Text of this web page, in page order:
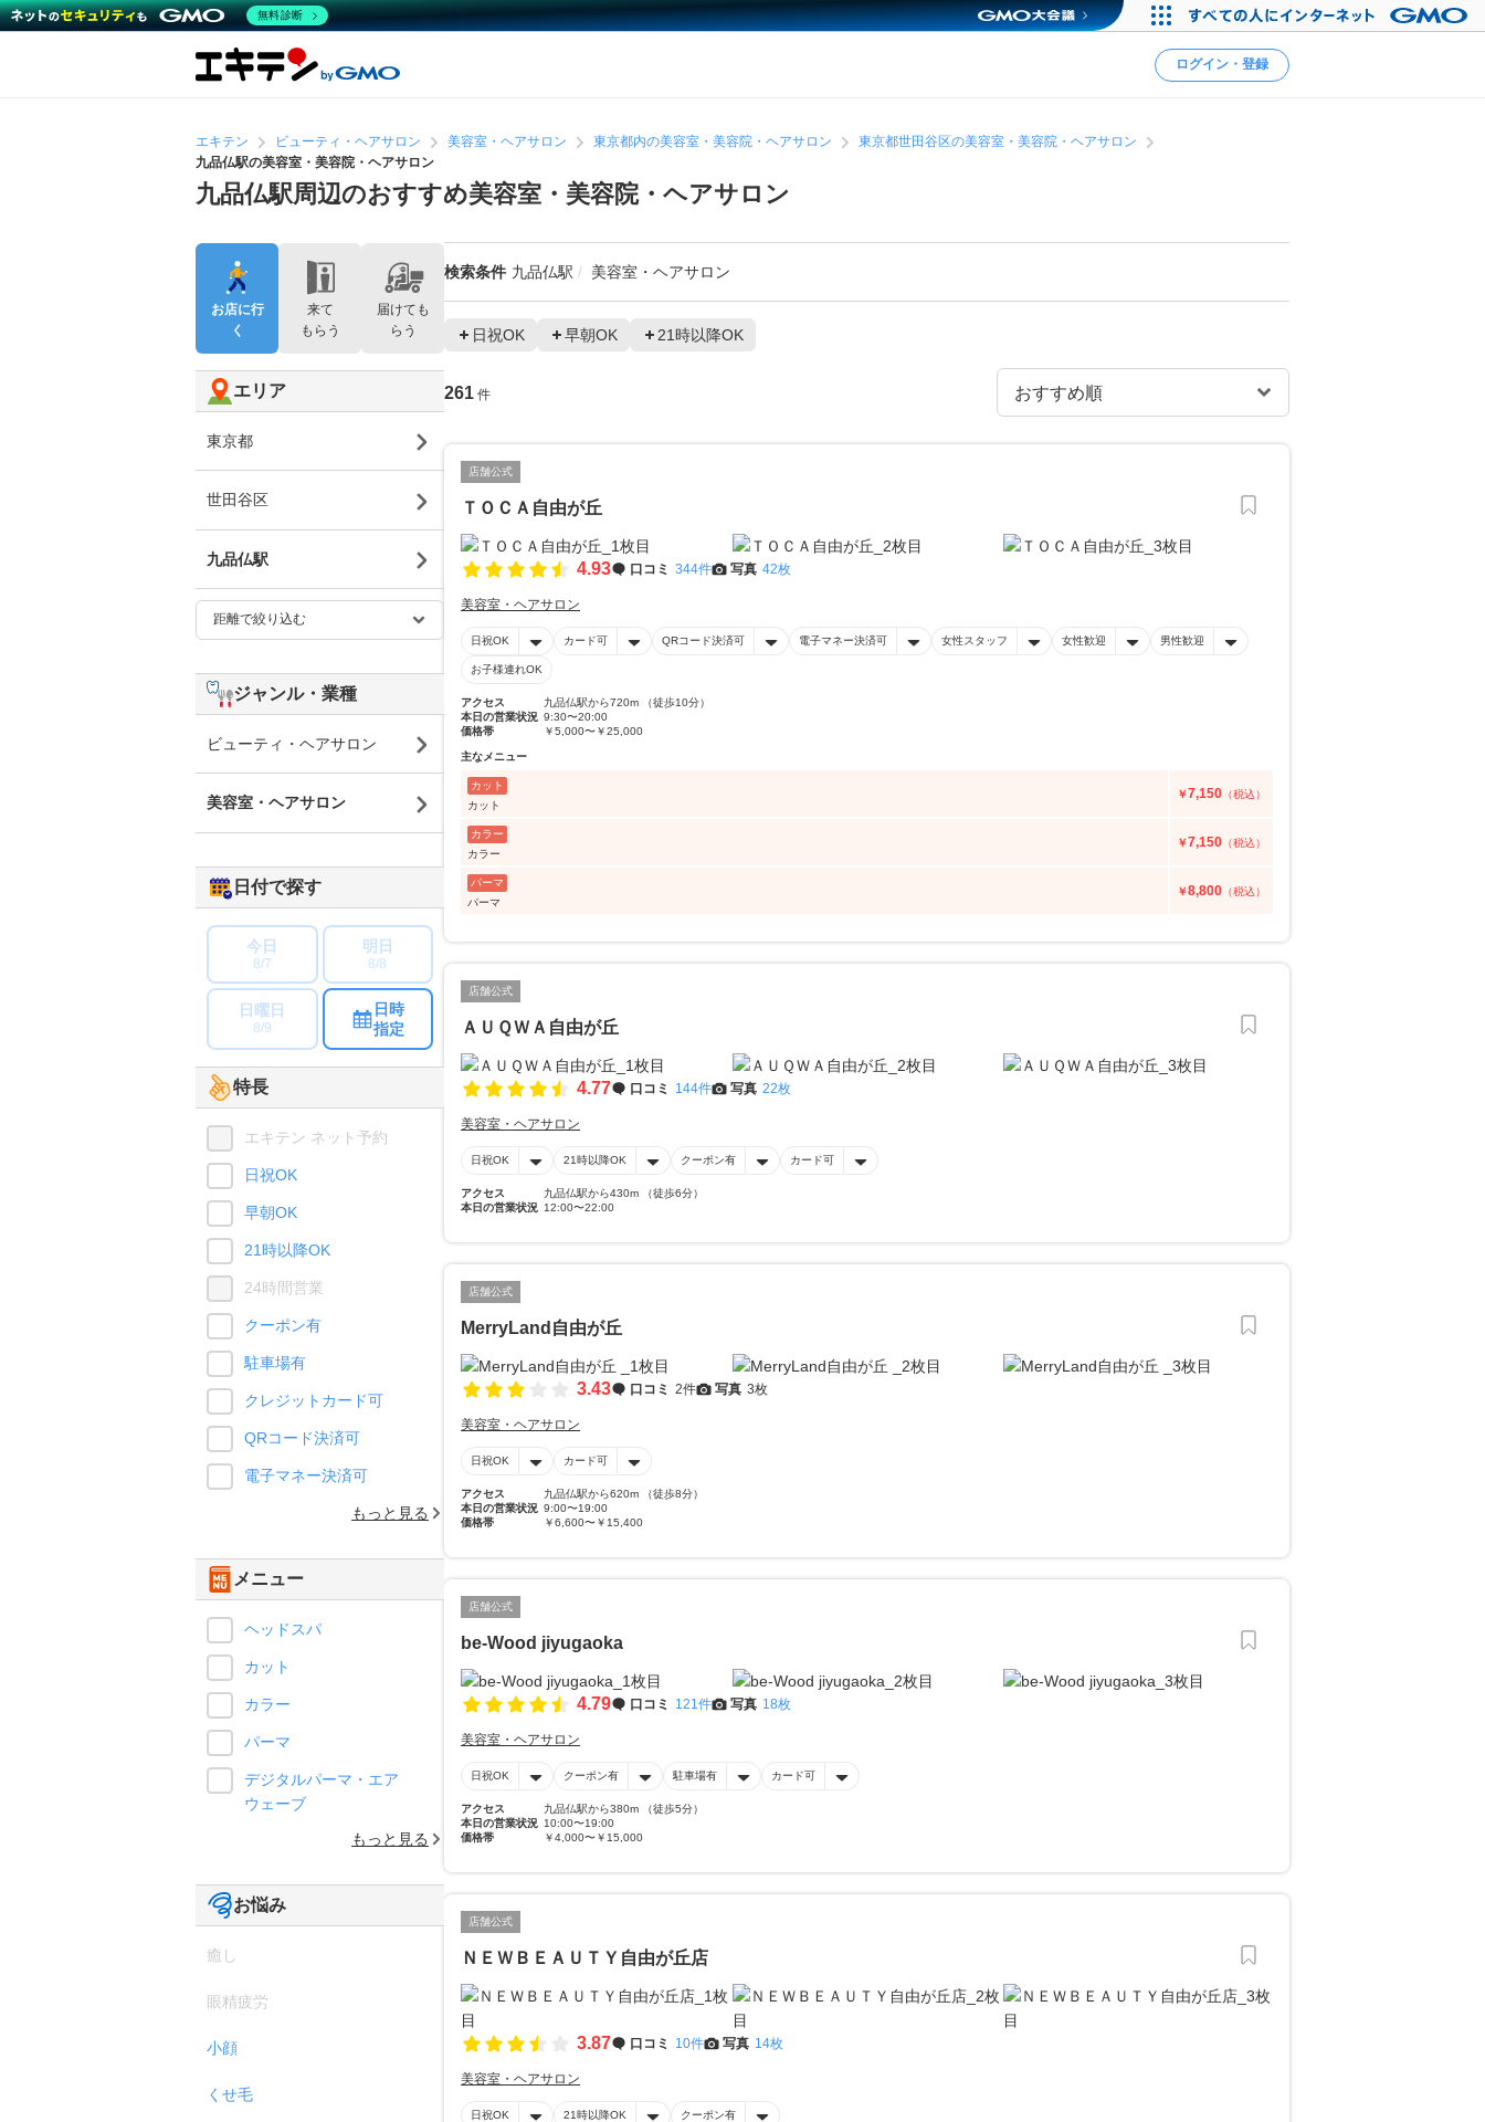
ログイン・登録
エキテン ビューティ・ヘアサロン 美容室・ヘアサロン 東京都内の美容室・美容院・ヘアサロン
東京都世田谷区の美容室・美容院・ヘアサロン
九品仏駅の美容室・美容院・ヘアサロン
九品仏駅周辺のおすすめ美容室・美容院・ヘアサロン
検索条件 九品仏駅 美容室・ヘアサロン
日祝OK 早朝OK 21時以降OK
261 件
店舗公式
ＴＯＣＡ自由が丘
4.93 口コミ 344件 写真 42枚
美容室・ヘアサロン
日祝OK カード可 QRコード決済可 電子マネー決済可 女性スタッフ 女性歓迎 男性歓迎
お子様連れOK
アクセス
九品仏駅から720m （徒歩10分）
本日の営業状況 9:30〜20:00
価格帯
￥5,000〜￥25,000
主なメニュー
カット
カット
￥7,150 （税込）
カラー
カラー
￥7,150 （税込）
パーマ
パーマ
￥8,800 （税込）
店舗公式
ＡＵＱＷＡ自由が丘
4.77 口コミ 144件 写真 22枚
美容室・ヘアサロン
日祝OK 21時以降OK クーポン有 カード可
アクセス
九品仏駅から430m （徒歩6分）
本日の営業状況 12:00〜22:00
店舗公式
MerryLand自由が丘
3.43 口コミ 2件 写真 3枚
美容室・ヘアサロン
日祝OK カード可
アクセス
九品仏駅から620m （徒歩8分）
本日の営業状況 9:00〜19:00
価格帯
￥6,600〜￥15,400
店舗公式
be-Wood jiyugaoka
4.79 口コミ 121件 写真 18枚
美容室・ヘアサロン
日祝OK クーポン有 駐車場有 カード可
アクセス
九品仏駅から380m （徒歩5分）
本日の営業状況 10:00〜19:00
価格帯
￥4,000〜￥15,000
店舗公式
ＮＥＷＢＥＡＵＴＹ自由が丘店
3.87 口コミ 10件 写真 14枚
美容室・ヘアサロン
日祝OK 21時以降OK クーポン有
お店に行
く
来て
もらう
届けても
らう
エリア
東京都
世田谷区
九品仏駅
ジャンル・業種
ビューティ・ヘアサロン
美容室・ヘアサロン
日付で探す
今日
8/7
明日
8/8
日曜日
8/9
日時
指定
特長
エキテン ネット予約
日祝OK
早朝OK
21時以降OK
24時間営業
クーポン有
駐車場有
クレジットカード可
QRコード決済可
電子マネー決済可
もっと見る
メニュー
ヘッドスパ
カット
カラー
パーマ
デジタルパーマ・エア
ウェーブ
もっと見る
お悩み
癒し
眼精疲労
小顔
くせ毛
無料診断